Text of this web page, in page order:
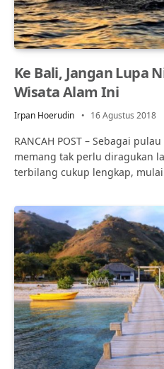
Ke Bali, Jangan Lupa
Wisata Alam Ini
Irpan Hoerudin 16 Agustus 2018
RANCAH POST – Sebagai
memang tak perlu diragukan
terbilang cukup lengkap,